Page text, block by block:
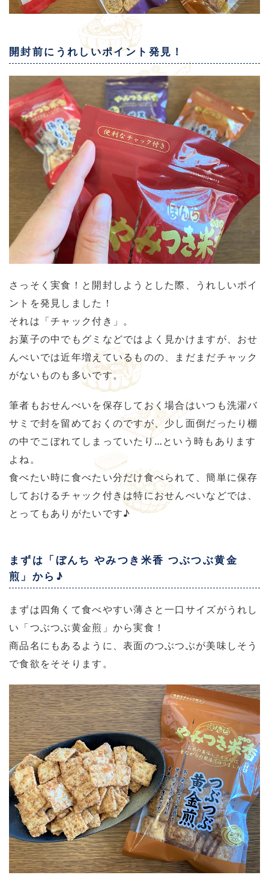
開封前にうれしいポイント発見！
さっそく実食！と開封しようとした際、うれしいポイ
ントを発見しました！
それは「チャック付き」。
お菓子の中でもグミなどではよく見かけますが、おせ
んべいでは近年増えているものの、まだまだチャック
がないものも多いです。
筆者もおせんべいを保存しておく場合はいつも洗濯バ
サミで封を留めておくのですが、少し面倒だったり棚
の中でこぼれてしまっていたり…という時もあります
よね。
食べたい時に食べたい分だけ食べられて、簡単に保存
しておけるチャック付きは特におせんべいなどでは、
とってもありがたいです♪
まずは「ぼんち やみつき米香 つぶつぶ黄金
煎」から♪
まずは四角くて食べやすい薄さと一口サイズがうれし
い「つぶつぶ黄金煎」から実食！
商品名にもあるように、表面のつぶつぶが美味しそう
で食欲をそそります。